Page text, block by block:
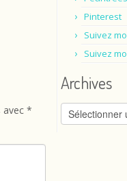
avec *
Pinterest
Suivez
Suivez
Archives
Archives